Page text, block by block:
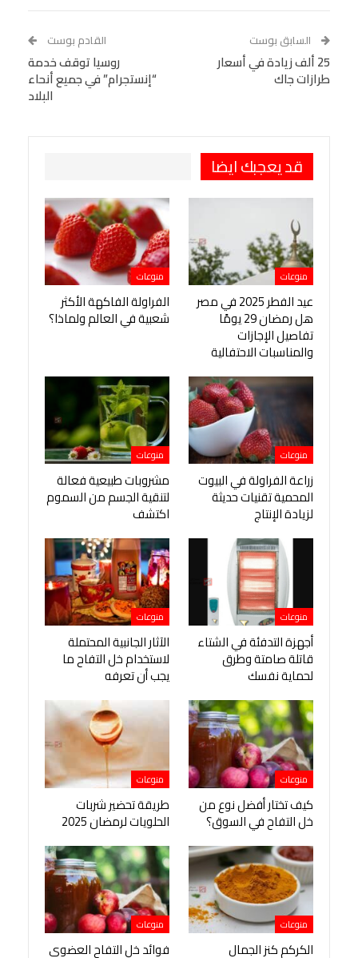
Tumblr
البريد الإلكتروني
VK
Digg
BlackBerry
Viber
السابق بوست
25 ألف زيادة في أسعار
طرازات جاك
القادم بوست
روسيا توقف خدمة
“إنستجرام” في جميع أنحاء
البلاد
قد يعجبك ايضا
منوعات
عيد الفطر 2025 في مصر
هل رمضان 29 يومًا
تفاصيل الإجازات
والمناسبات الاحتفالية
منوعات
الفراولة الفاكهة الأكثر
شعبية في العالم ولماذا؟
منوعات
زراعة الفراولة في البيوت
المحمية تقنيات حديثة
لزيادة الإنتاج
منوعات
مشروبات طبيعية فعالة
لتنقية الجسم من السموم
اكتشف
منوعات
أجهزة التدفئة في الشتاء
قاتلة صامتة وطرق
لحماية نفسك
منوعات
الآثار الجانبية المحتملة
لاستخدام خل التفاح ما
يجب أن تعرفه
منوعات
كيف تختار أفضل نوع من
خل التفاح في السوق؟
منوعات
طريقة تحضير شربات
الحلويات لرمضان 2025
منوعات
الكركم كنز الجمال
منوعات
فوائد خل التفاح العضوي